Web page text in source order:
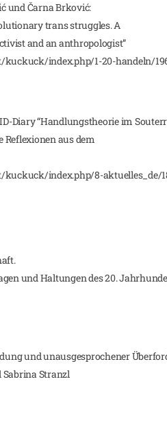
und Čarna Brković:
trans struggles. A
and an anthropologist”
index.php/1-20-handeln/
Diary “Handlungstheorie im
Reflexionen aus dem
index.php/8-aktuelles_de/
und Haltungen des 20.
und unausgesprochener
Sabrina Stranzl